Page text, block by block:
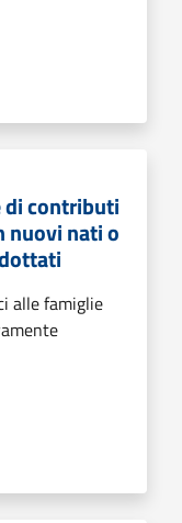
di contributi
nuovi nati o
alle famiglie